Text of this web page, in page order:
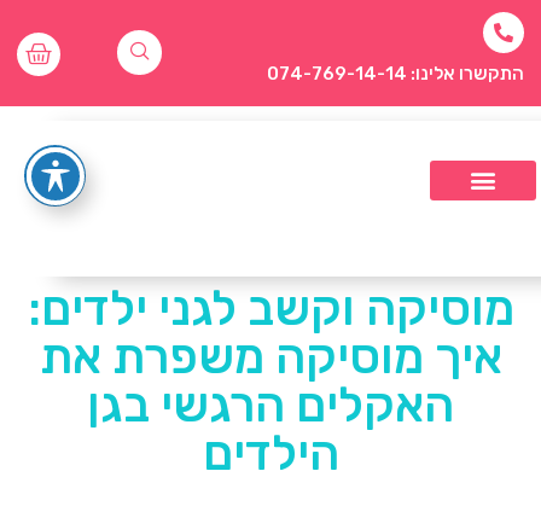
התקשרו אלינו: 074-769-14-14
מוסיקה וקשב לגני ילדים:
איך מוסיקה משפרת את
האקלים הרגשי בגן
הילדים